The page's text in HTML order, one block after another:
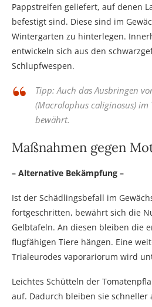
Pappstreifen geliefert, auf denen
befestigt sind. Diese sind im
Wintergarten zu hinterlegen.
entwickeln sich aus den
Schlupfwespen.
Tipp: Auch das Ausbringen
(Macrolophus caliginosus) im
bewährt.
Maßnahmen gegen
– Alternative Bekämpfung –
Ist der Schädlingsbefall im
fortgeschritten, bewährt sich die
Gelbtafeln. An diesen bleiben die
flugfähigen Tiere hängen. Eine
Trialeurodes vaporariorum wird
Leichtes Schütteln der
auf. Dadurch bleiben sie schneller